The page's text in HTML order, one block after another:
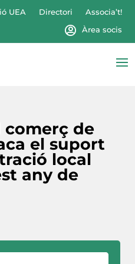
UEA Directori
Associa’t!
Àrea socis
comerç de
el suport
local
any de